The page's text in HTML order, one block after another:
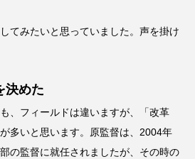
てみたいと思っていました。声を掛け
決めた
、フィールドは違いますが、「改革
多いと思います。原監督は、2004年
の監督に就任されましたが、その時の